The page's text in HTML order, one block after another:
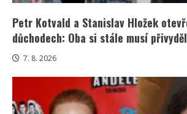
Petr Kotvald a Stanislav Hložek
důchodech: Oba si stále musí
7. 8. 2026